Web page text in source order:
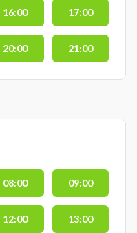
16:00 17:00
20:00 21:00
08:00 09:00
12:00 13:00